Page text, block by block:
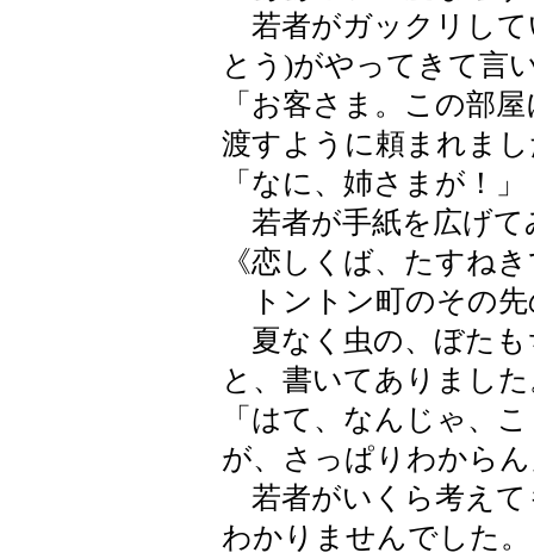
若者がガックリして
とう)がやってきて言
「お客さま。この部
渡すように頼まれま
「なに、姉さまが！」
若者が手紙を広げて
《恋しくば、たすね
トントン町のその先
夏なく虫の、ぼたも
と、書いてありまし
「はて、なんじゃ、
が、さっぱりわから
若者がいくら考えて
わかりませんでした。